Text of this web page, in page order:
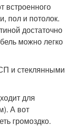
встроенного
пол и потолок.
достаточно
можно легко
и стеклянными
для
А вот
громоздко.